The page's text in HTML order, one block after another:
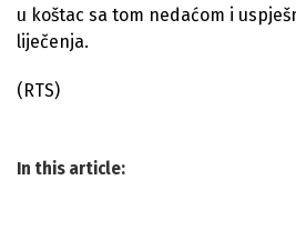
u koštac sa tom nedaćom i
liječenja.
(RTS)
In this article: